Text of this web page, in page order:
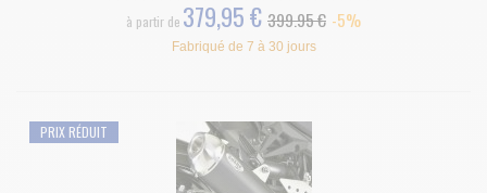
à partir de 379,95 € 399.95 € -5%
Fabriqué de 7 à 30 jours
PRIX RÉDUIT